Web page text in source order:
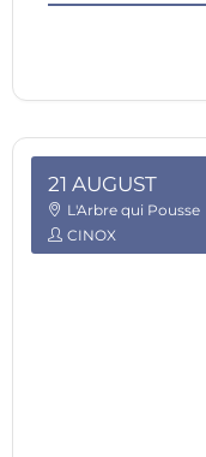
21 AUGUST
L'Arbre qui Pousse
CINOX